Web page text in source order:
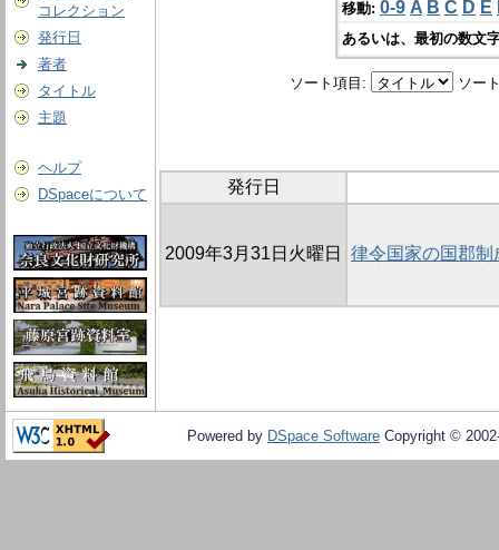
コレクション
発行日
著者
タイトル
主題
ヘルプ
DSpaceについて
移動: 0-9 A B C D E
あるいは、最初の数文
ソート項目: ソー
発行日
2009年3月31日火曜日 律令国家の国郡
Powered by DSpace Software Copyright ©